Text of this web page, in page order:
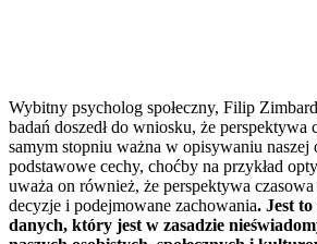
Wybitny psycholog społeczny, Filip
badań doszedł do wniosku, że perspektywa
samym stopniu ważna w opisywaniu
podstawowe cechy, choćby na przykład
uważa on również, że perspektywa czasowa
decyzje i podejmowane zachowania. Jest
danych, który jest w zasadzie